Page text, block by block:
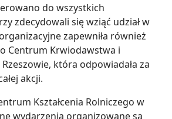
do wszystkich
zdecydowali się wziąć udział w
zapewniła również
Centrum Krwiodawstwa i
która odpowiadała za
akcji.
Kształcenia Rolniczego w
wydarzenia organizowane są